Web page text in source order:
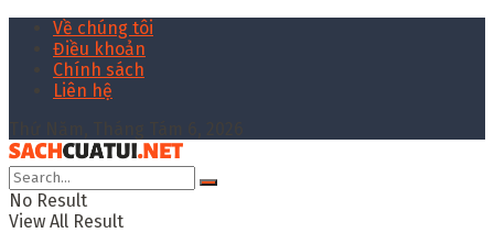
Về chúng tôi
Điều khoản
Chính sách
Liên hệ
No Result
View All Result